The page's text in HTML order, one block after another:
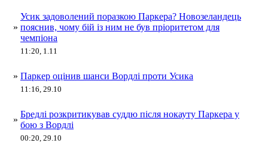
»
Усик задоволений поразкою Паркера? Новозеландець
пояснив, чому бій із ним не був пріоритетом для
чемпіона
11:20, 1.11
» Паркер оцінив шанси Вордлі проти Усика
11:16, 29.10
»
Бредлі розкритикував суддю після нокауту Паркера у
бою з Вордлі
00:20, 29.10